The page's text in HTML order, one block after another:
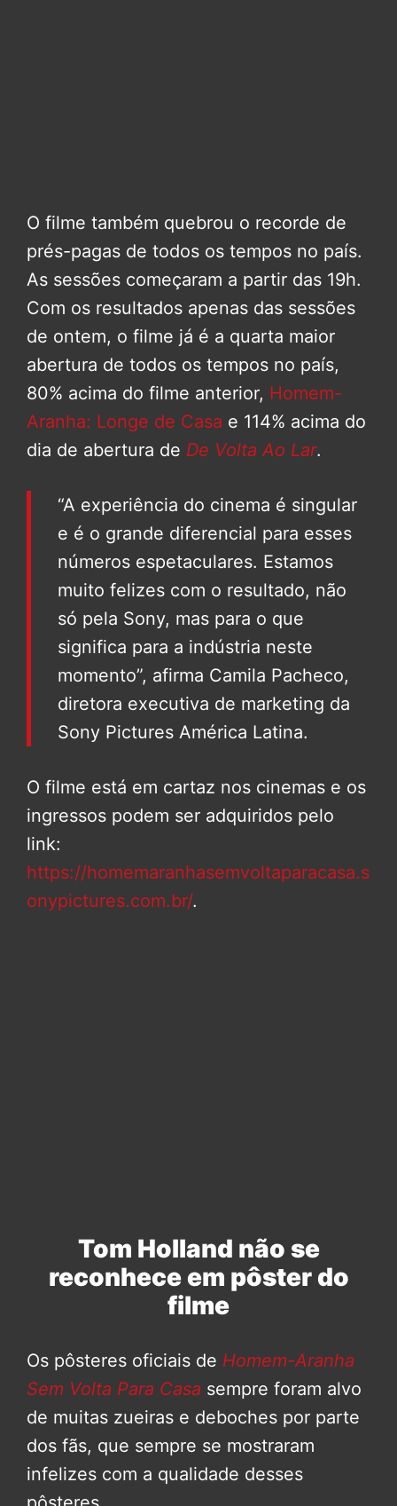
O filme também quebrou o recorde de
prés-pagas de todos os tempos no país.
As sessões começaram a partir das 19h.
Com os resultados apenas das sessões
de ontem, o filme já é a quarta maior
abertura de todos os tempos no país,
80% acima do filme anterior, Homem-
Aranha: Longe de Casa e 114% acima do
dia de abertura de De Volta Ao Lar.
“A experiência do cinema é singular
e é o grande diferencial para esses
números espetaculares. Estamos
muito felizes com o resultado, não
só pela Sony, mas para o que
significa para a indústria neste
momento”, afirma Camila Pacheco,
diretora executiva de marketing da
Sony Pictures América Latina.
O filme está em cartaz nos cinemas e os
ingressos podem ser adquiridos pelo
link:
https://homemaranhasemvoltaparacasa.s
onypictures.com.br/.
Tom Holland não se
reconhece em pôster do
filme
Os pôsteres oficiais de Homem-Aranha
Sem Volta Para Casa sempre foram alvo
de muitas zueiras e deboches por parte
dos fãs, que sempre se mostraram
infelizes com a qualidade desses